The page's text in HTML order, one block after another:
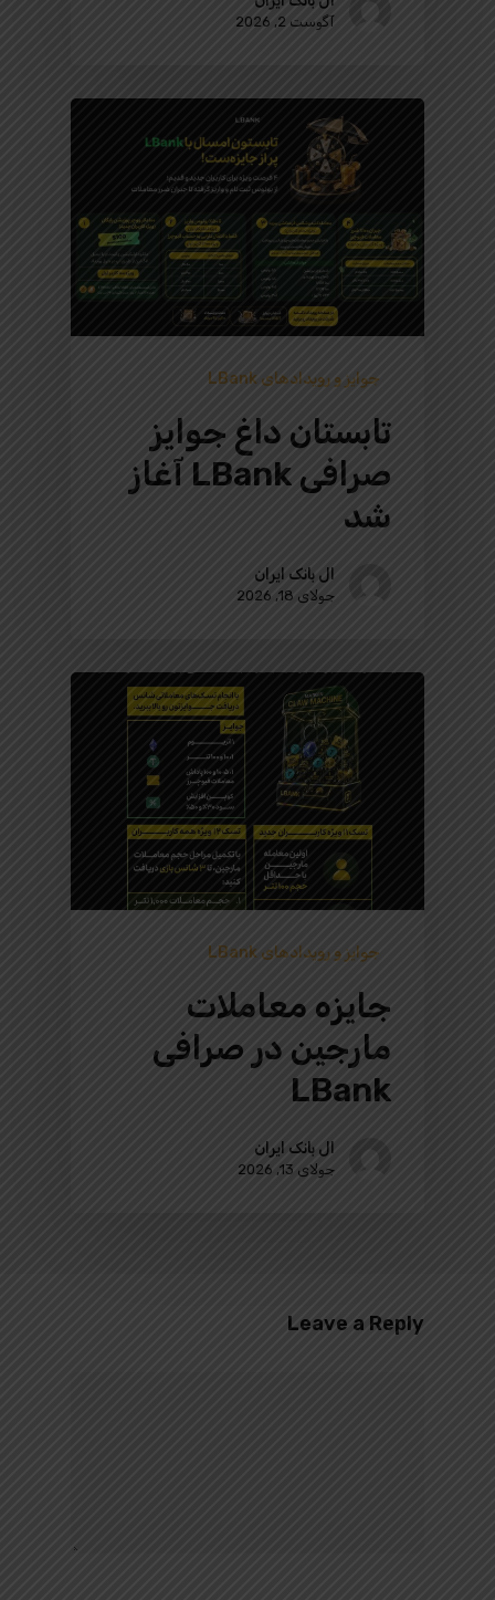
آگوست 2, 2026
جوایز و رویدادهای LBank
تابستان داغ جوایز
صرافی LBank آغاز
شد
ال بانک ایران
جولای 18, 2026
جوایز و رویدادهای LBank
جایزه معاملات
مارجین در صرافی
LBank
ال بانک ایران
جولای 13, 2026
Leave a Reply